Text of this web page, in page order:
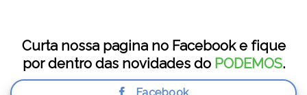
pagina no Facebook e fique
das novidades doPODEMOS
Quer